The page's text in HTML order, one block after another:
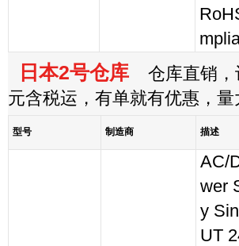
日本2号仓库 仓库直销，
元含税运，有单就有优惠，
型号 制造商 描述
AC/
wer
y
UT